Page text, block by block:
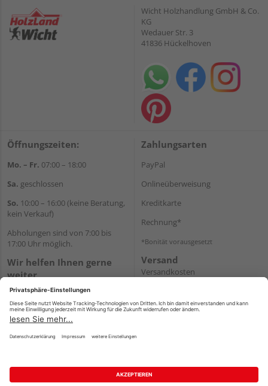
Wicht Holzhandlung GmbH & Co.
KG
Wedauer Str. 3
41836 Hückelhoven
Öffnungszeiten:
Mo. – Fr. 07:00 – 18:00
Sa. geschlossen
So. 10:00 – 16:00 (keine Beratung,
kein Verkauf)
Abholungen sind von 7:00 bis
17:00 Uhr möglich.
Wir helfen Ihnen gerne
weiter
Tel.:+49 2462 99099
WhatsApp
Zahlungsarten
PayPal
Onlineüberweisung
Kreditkarte
Rechnung*
*Bonität vorausgesetzt
Versand
Versandkosten
Impressum AGB Widerruf
Datenschutz